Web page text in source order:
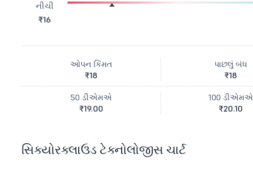
નીચી
₹16
ઓપન કિંમત
₹18
પાછલું બંધ
₹18
50 ડીએમએ
₹19.00
100 ડીએમએ
₹20.10
સિક્યોરક્લાઉડ ટેક્નોલોજીસ ચાર્ટ